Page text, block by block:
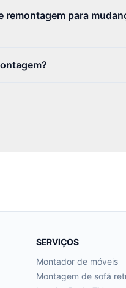
para
SERVIÇOS
Montador de móveis
Montagem de sofá